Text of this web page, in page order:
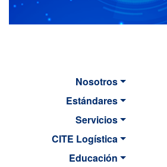
Nosotros
Estándares
Servicios
CITE Logística
Educación